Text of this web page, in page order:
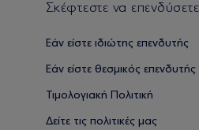
Σκέφτεστε να
Εάν είστε ιδιώτης επενδυτής
Εάν είστε θεσμικός επενδυτής
Τιμολογιακή Πολιτική
Δείτε τις πολιτικές μας